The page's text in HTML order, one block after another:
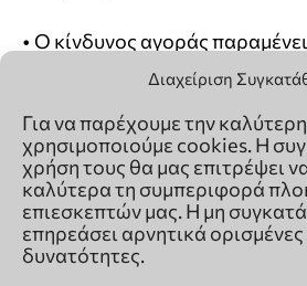
Διαχείριση
Για να παρέχουμε την
χρησιμοποιούμε cookies. Η
χρήση τους θα μας επιτρέψει
καλύτερα τη συμπεριφορά
επιεσκεπτών μας. Η μη
επηρεάσει αρνητικά ορισμένες
δυνατότητες.